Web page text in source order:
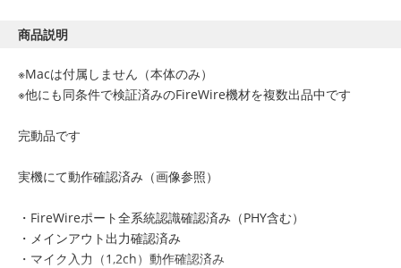
商品説明
※Macは付属しません（本体のみ）
※他にも同条件で検証済みのFireWire機材を複数出品中です
完動品です
実機にて動作確認済み（画像参照）
・FireWireポート全系統認識確認済み（PHY含む）
・メインアウト出力確認済み
・マイク入力（1,2ch）動作確認済み